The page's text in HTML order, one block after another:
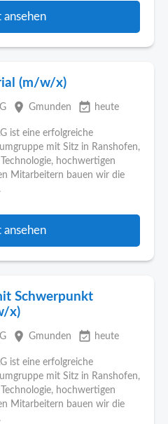
ansehen
(m/w/x)
place Gmunden event_available heute
ist eine erfolgreiche
mit Sitz in Ranshofen,
hochwertigen
Mitarbeitern bauen wir die
ansehen
Schwerpunkt
x)
place Gmunden event_available heute
ist eine erfolgreiche
mit Sitz in Ranshofen,
hochwertigen
Mitarbeitern bauen wir die